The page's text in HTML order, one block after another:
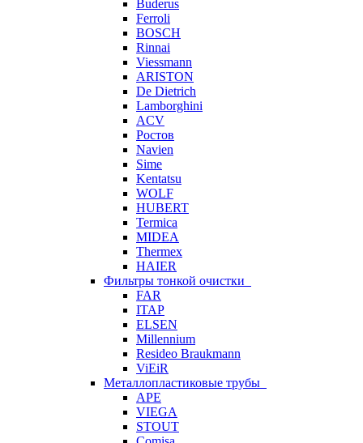
Buderus
Ferroli
BOSCH
Rinnai
Viessmann
ARISTON
De Dietrich
Lamborghini
ACV
Ростов
Navien
Sime
Kentatsu
WOLF
HUBERT
Termica
MIDEA
Thermex
HAIER
Фильтры тонкой очистки
FAR
ITAP
ELSEN
Millennium
Resideo Braukmann
ViEiR
Металлопластиковые трубы
APE
VIEGA
STOUT